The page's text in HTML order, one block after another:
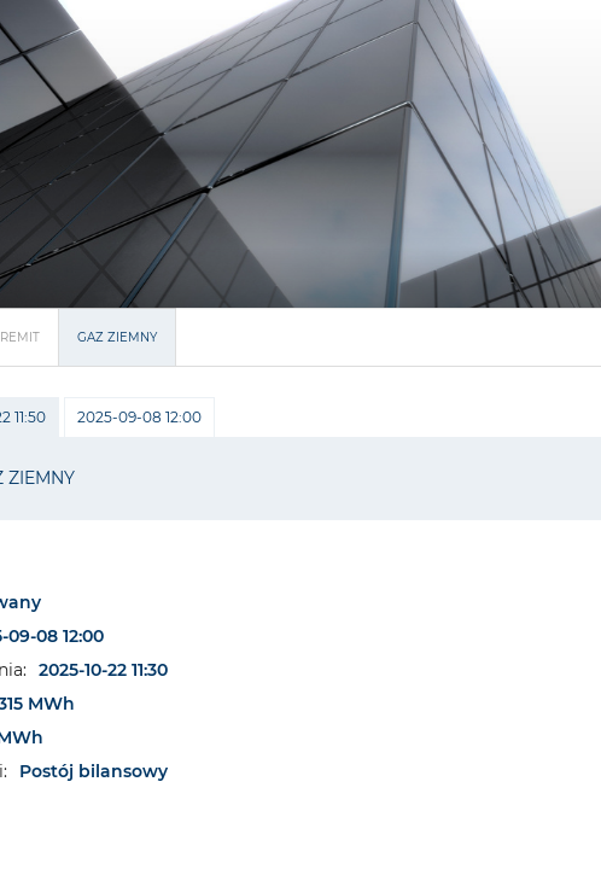
REMIT GAZ ZIEMNY
11:50 2025-09-08 12:00
ZIEMNY
09-08 12:00
2025-10-22 11:30
MWh
Postój bilansowy